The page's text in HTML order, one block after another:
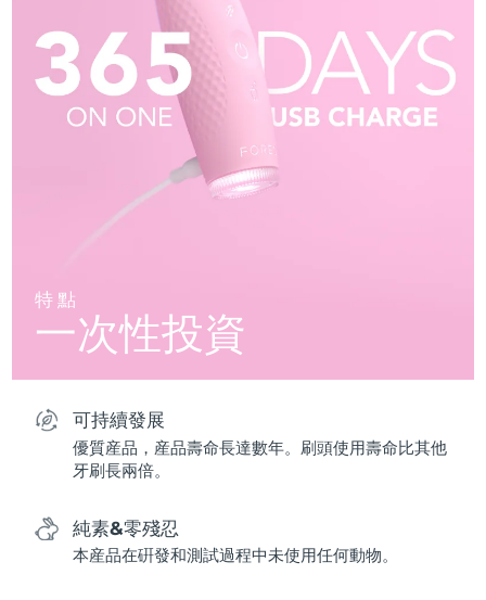
特點
一次性投資
可持續發展
優質産品，産品壽命長達數年。刷頭使用壽命比其他
牙刷長兩倍。
純素&零殘忍
本産品在硏發和測試過程中未使用任何動物。